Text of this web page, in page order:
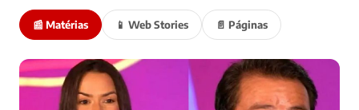
📰 Matérias 📱 Web Stories 📄 Páginas